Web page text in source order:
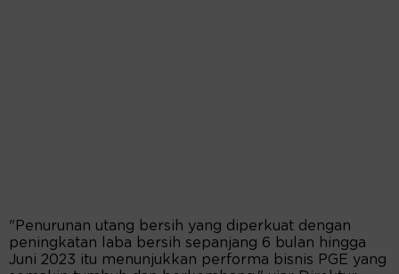
"Penurunan utang bersih yang diperkuat dengan
peningkatan laba bersih sepanjang 6 bulan hingga
Juni 2023 itu menunjukkan performa bisnis PGE yang